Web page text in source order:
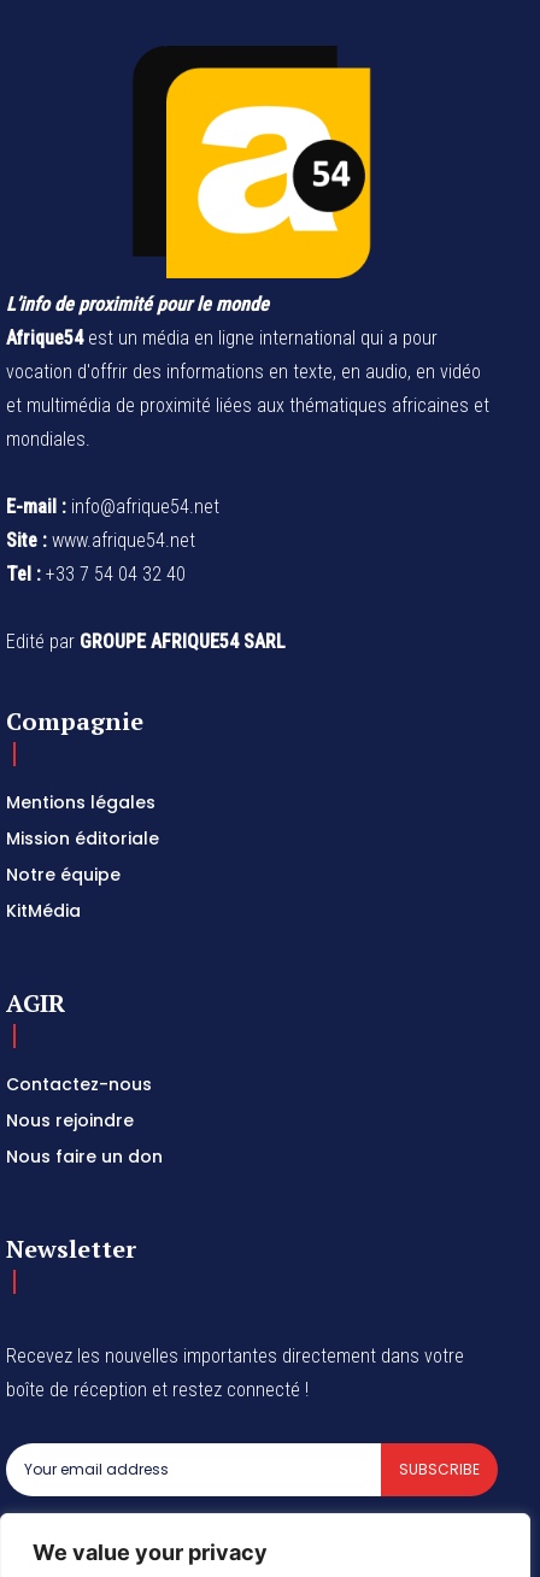
We value your privacy
L’info de proximité pour le monde
Afrique54est un média en ligne international qui a pour
vocation d'offrir des informations en texte, en audio, en vidéo
et multimédia de proximité liées aux thématiques africaines et
mondiales.
E-mail : info@afrique54.net
Site : www.afrique54.net
Tel : +33 7 54 04 32 40
Edité par GROUPE AFRIQUE54 SARL
Compagnie
Mentions légales
Mission éditoriale
Notre équipe
KitMédia
AGIR
Contactez-nous
Nous rejoindre
Nous faire un don
Newsletter
Recevez les nouvelles importantes directement dans votre
boîte de réception et restez connecté !
SUBSCRIBE